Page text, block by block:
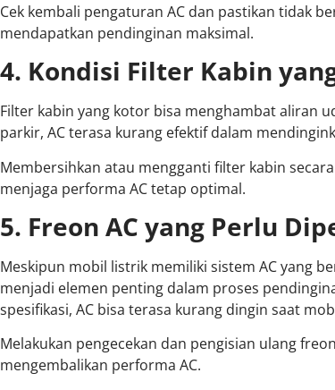
Cek kembali pengaturan AC dan pastikan tidak
mendapatkan pendinginan maksimal.
4. Kondisi Filter Kabin
Filter kabin yang kotor bisa menghambat aliran
parkir, AC terasa kurang efektif dalam
Membersihkan atau mengganti filter kabin
menjaga performa AC tetap optimal.
5. Freon AC yang Perlu
Meskipun mobil listrik memiliki sistem AC yang
menjadi elemen penting dalam proses
spesifikasi, AC bisa terasa kurang dingin saat
Melakukan pengecekan dan pengisian ulang
mengembalikan performa AC.